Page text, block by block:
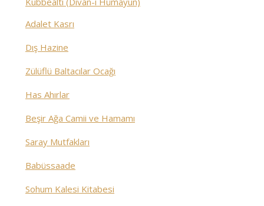
Adalet Kasrı
Dış Hazine
Zülüflü Baltacılar Ocağı
Has Ahırlar
Beşir Ağa Camii ve Hamamı
Saray Mutfakları
Babüssaade
Sohum Kalesi Kitabesi